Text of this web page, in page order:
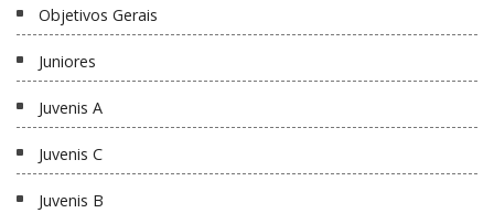
Objetivos Gerais
Juniores
Juvenis A
Juvenis C
Juvenis B